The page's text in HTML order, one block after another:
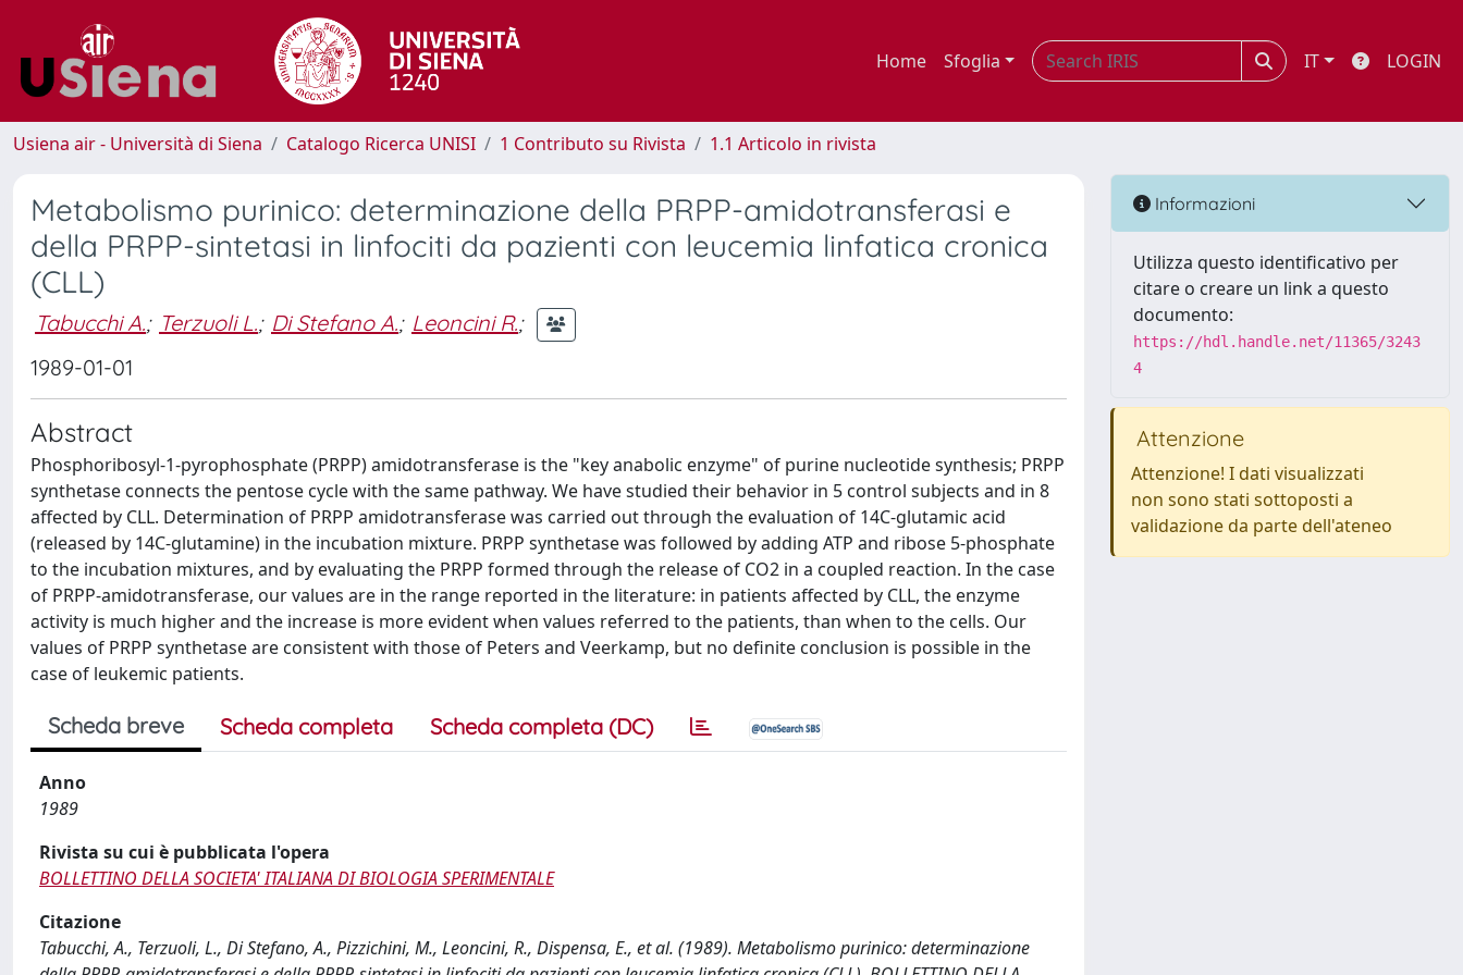
Home Sfoglia IT LOGIN
Usiena air - Università di Siena Catalogo Ricerca UNISI 1 Contributo su Rivista 1.1 Articolo in rivista
Metabolismo purinico: determinazione della PRPP-amidotransferasi e
della PRPP-sintetasi in linfociti da pazienti con leucemia linfatica cronica
(CLL)
Tabucchi A.; Terzuoli L.; Di Stefano A.; Leoncini R.;
1989-01-01
Abstract
Phosphoribosyl-1-pyrophosphate (PRPP) amidotransferase is the "key anabolic enzyme" of purine nucleotide synthesis; PRPP
synthetase connects the pentose cycle with the same pathway. We have studied their behavior in 5 control subjects and in 8
affected by CLL. Determination of PRPP amidotransferase was carried out through the evaluation of 14C-glutamic acid
(released by 14C-glutamine) in the incubation mixture. PRPP synthetase was followed by adding ATP and ribose 5-phosphate
to the incubation mixtures, and by evaluating the PRPP formed through the release of CO2 in a coupled reaction. In the case
of PRPP-amidotransferase, our values are in the range reported in the literature: in patients affected by CLL, the enzyme
activity is much higher and the increase is more evident when values referred to the patients, than when to the cells. Our
values of PRPP synthetase are consistent with those of Peters and Veerkamp, but no definite conclusion is possible in the
case of leukemic patients.
Scheda breve Scheda completa Scheda completa (DC)
Anno
1989
Rivista su cui è pubblicata l'opera
BOLLETTINO DELLA SOCIETA' ITALIANA DI BIOLOGIA SPERIMENTALE
Citazione
Tabucchi, A., Terzuoli, L., Di Stefano, A., Pizzichini, M., Leoncini, R., Dispensa, E., et al. (1989). Metabolismo purinico: determinazione
Informazioni
Utilizza questo identificativo per
citare o creare un link a questo
documento:
https://hdl.handle.net/11365/3243
4
Attenzione
Attenzione! I dati visualizzati
non sono stati sottoposti a
validazione da parte dell'ateneo